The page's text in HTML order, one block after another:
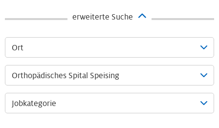
erweiterte Suche
Ort
Orthopädisches Spital Speising
Jobkategorie